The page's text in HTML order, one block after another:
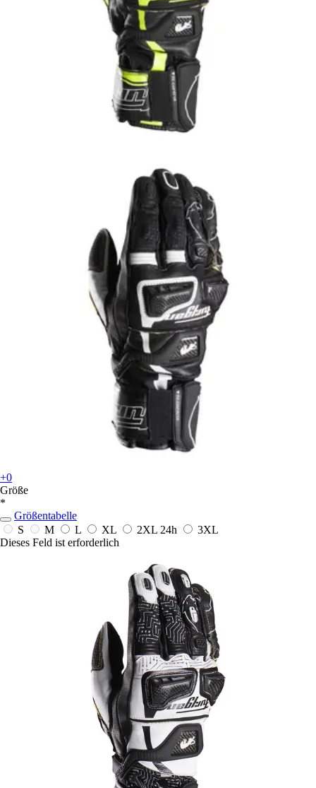
+0
Größe
*
Größentabelle
S
M L XL 2XL 24h
3XL
Dieses Feld ist erforderlich